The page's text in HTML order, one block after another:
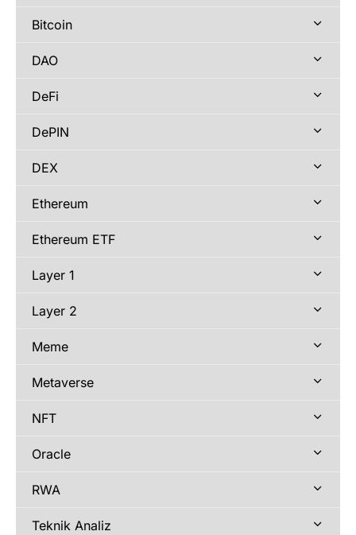
Bitcoin
DAO
DeFi
DePIN
DEX
Ethereum
Ethereum ETF
Layer 1
Layer 2
Meme
Metaverse
NFT
Oracle
RWA
Teknik Analiz